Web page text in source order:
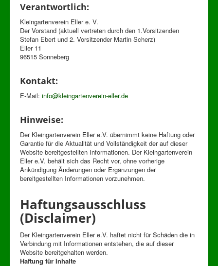
Impressum
Datenschutzerklärung
Verantwortlich:
Kleingartenverein Eller e. V.
Der Vorstand (aktuell vertreten durch den 1.Vorsitzenden
Stefan Ebert und 2. Vorsitzender Martin Scherz)
Eller 11
96515 Sonneberg
Kontakt:
E-Mail: info@kleingartenverein-eller.de
Hinweise:
Der Kleingartenverein Eller e.V. übernimmt keine Haftung oder
Garantie für die Aktualität und Vollständigkeit der auf dieser
Website bereitgestellten Informationen. Der Kleingartenverein
Eller e.V. behält sich das Recht vor, ohne vorherige
Ankündigung Änderungen oder Ergänzungen der
bereitgestellten Informationen vorzunehmen.
Haftungsausschluss
(Disclaimer)
Der Kleingartenverein Eller e.V. haftet nicht für Schäden die in
Verbindung mit Informationen entstehen, die auf dieser
Website bereitgehalten werden.
Haftung für Inhalte